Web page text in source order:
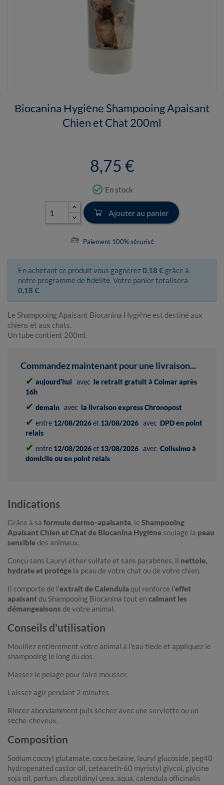
Biocanina Hygiène Shampooing Apaisant
Chien et Chat 200ml
8,75 €
check_circle_outline En stock
Ajouter au panier
Paiement 100% sécurisé
En achetant ce produit vous gagnerez0,18 € grâce à
notre programme de fidélité. Votre panier totalisera
0,18 €.
Le Shampooing Apaisant Biocanina Hygiène est destiné aux
chiens et aux chats.
Un tube contient 200ml.
Commandez maintenant pour une livraison...
✔ aujourd'hui avec le retrait gratuit à Colmar après
16h
✔ demain avec la livraison express Chronopost
✔ entre 12/08/2026et 13/08/2026 avec DPD en point
relais
✔ entre 12/08/2026et 13/08/2026 avec Colissimo à
domicile ou en point relais
Indications
Grâce à sa formule dermo-apaisante, le Shampooing
Apaisant Chien et Chat de Biocanina Hygiène soulage la peau
sensibledes animaux.
Conçu sans Lauryl éther sulfate et sans parabènes, il nettoie,
hydrate et protège la peau de votre chat ou de votre chien.
Il comporte de l'extrait de Calendula qui renforce l'effet
apaisantdu Shampooing Biocanina tout encalmant les
démangeaisons de votre animal.
Conseils d'utilisation
Mouillez entièrement votre animal à l'eau tiède et appliquez le
shampooing le long du dos.
Massez le pelage pour faire mousser.
Laissez agir pendant 2 minutes.
Rincez abondamment puis séchez avec une serviette ou un
sèche-cheveux.
Composition
Sodium cocoyl glutamate, coco betaine, lauryl glucoside, peg40
hydrogenated castor oil, ceteareth-60 myristyl glycol, glycine
soja oil, parfum, diazolidinyl urea, aqua, calendula ofﬁcinalis